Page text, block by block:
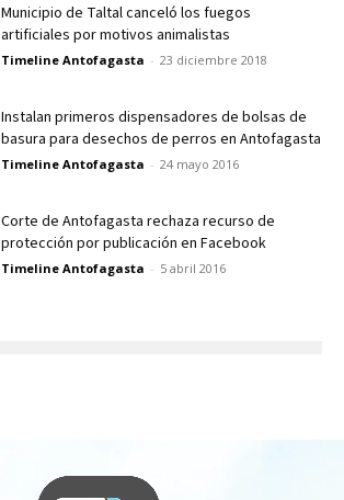
Municipio de Taltal canceló los fuegos
artificiales por motivos animalistas
Timeline Antofagasta - 23 diciembre 2018
Instalan primeros dispensadores de bolsas de
basura para desechos de perros en Antofagasta
Timeline Antofagasta - 24 mayo 2016
Corte de Antofagasta rechaza recurso de
protección por publicación en Facebook
Timeline Antofagasta - 5 abril 2016